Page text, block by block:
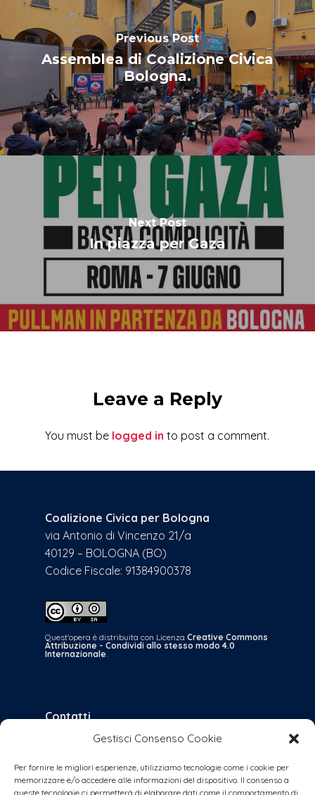
Gestisci Consenso Cookie
Per fornire le migliori esperienze, utilizziamo tecnologie come i cookie per
memorizzare e/o accedere alle informazioni del dispositivo. Il consenso a
queste tecnologie ci permetterà di elaborare dati come il comportamento di
Previous Post
Assemblea di Coalizione Civica
Bologna.
Next Post
In piazza per Gaza
Leave a Reply
You must be logged in to post a comment.
Coalizione Civica per Bologna
via Antonio di Vincenzo 21/a
40129 – BOLOGNA (BO)
Codice Fiscale: 91384900378
Quest'opera è distribuita con Licenza Creative Commons
Attribuzione - Condividi allo stesso modo 4.0
Internazionale.
Contatti
bologna@coalizionecivica.it
per qualsiasi questione
collabora@coalizionecivica.it